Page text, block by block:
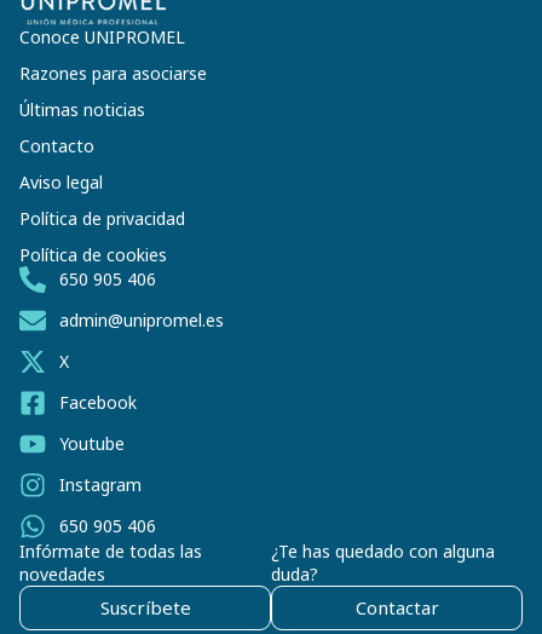
Conoce UNIPROMEL
Razones para asociarse
Últimas noticias
Contacto
Aviso legal
Política de privacidad
Política de cookies
650 905 406
admin@unipromel.es
X
Facebook
Youtube
Instagram
650 905 406
Infórmate de todas las
novedades
Suscríbete
¿Te has quedado con alguna
duda?
Contactar